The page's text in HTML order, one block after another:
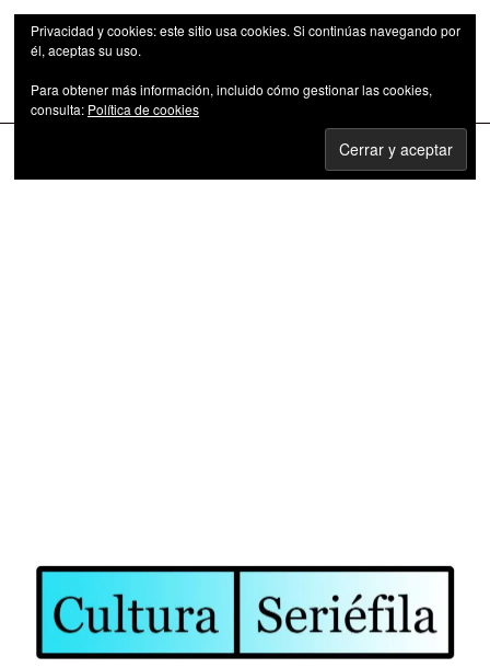
Las series de televisión como fenómeno cultural
Privacidad y cookies: este sitio usa cookies. Si continúas navegando por
él, aceptas su uso.
Para obtener más información, incluido cómo gestionar las cookies,
consulta: Política de cookies